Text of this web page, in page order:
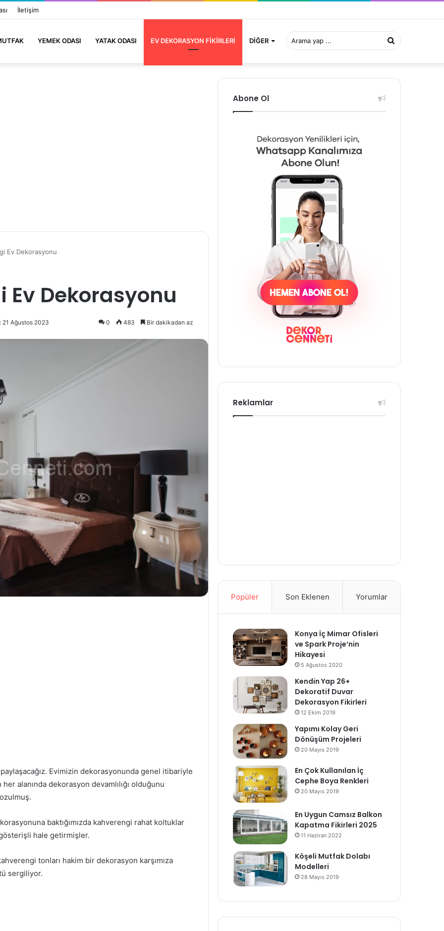
İletişim
YEMEK ODASI YATAK ODASI EV DEKORASYON FIKIRLERI DIĞER Arama
yap
Ev Dekorasyonu
Ev Dekorasyonu
21 Ağustos 2023 0 483 Bir dakikadan az
Evimizin dekorasyonunda genel itibariyle
alanında dekorasyon devamlılığı olduğunu
baktığımızda kahverengi rahat koltuklar
hale getirmişler.
tonları hakim bir dekorasyon karşımıza
sergiliyor.
Abone Ol
Reklamlar
Popüler Son Eklenen Yorumlar
Konya İç Mimar Ofisleri
ve Spark Proje’nin
Hikayesi
5 Ağustos 2020
Kendin Yap 26+
Dekoratif Duvar
Dekorasyon Fikirleri
12 Ekim 2019
Yapımı Kolay Geri
Dönüşüm Projeleri
20 Mayıs 2019
En Çok Kullanılan İç
Cephe Boya Renkleri
20 Mayıs 2019
En Uygun Camsız Balkon
Kapatma Fikirleri 2025
11 Haziran 2022
Köşeli Mutfak Dolabı
Modelleri
28 Mayıs 2019